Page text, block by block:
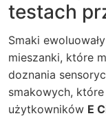
testach
Smaki
mieszanki, które
doznania
smakowych,
użytkowników E